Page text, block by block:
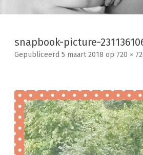
de
inhoud
snapbook-picture-
Gepubliceerd 5 maart 2018 op 720 ×